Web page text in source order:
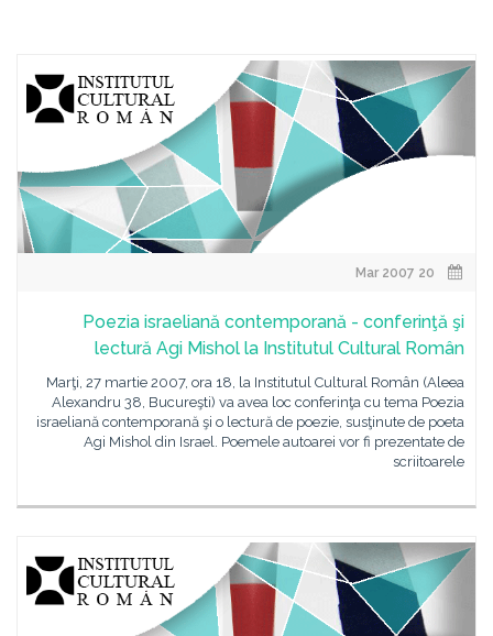
Poezia israeliană contemporană - conferinţă şi
lectură Agi Mishol la Institutul Cultural Român
Marţi, 27 martie 2007, ora 18, la Institutul Cultural Român (Aleea
Alexandru 38, Bucureşti) va avea loc conferinţa cu tema Poezia
israeliană contemporană şi o lectură de poezie, susţinute de poeta
Agi Mishol din Israel. Poemele autoarei vor fi prezentate de
scriitoarele